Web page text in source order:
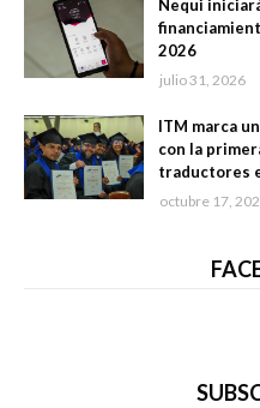
Nequi
2026
julio 31, 2026
ITM marca
con la
traductores
octubre 17,